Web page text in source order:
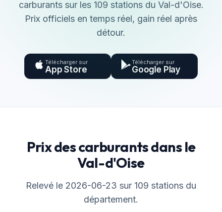
carburants sur les 109 stations du Val-d'Oise.
Prix officiels en temps réel, gain réel après
détour.
Télécharger sur
App Store
Télécharger sur
Google Play
Prix des carburants dans le
Val-d'Oise
Relevé le 2026-06-23 sur 109 stations du
département.